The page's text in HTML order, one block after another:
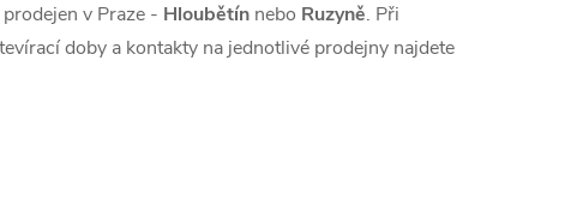
v Praze - Hloubětín nebo Ruzyně. Při
doby a kontakty na jednotlivé prodejny najdete